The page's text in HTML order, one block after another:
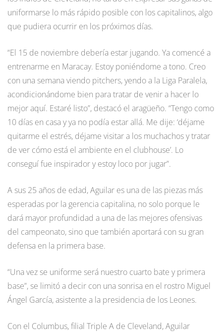
uniformarse lo más rápido posible con los capitalinos, algo
que pudiera ocurrir en los próximos días.
“El 15 de noviembre debería estar jugando. Ya comencé a
entrenarme en Maracay. Estoy poniéndome a tono. Creo
con una semana viendo pitchers, yendo a la Liga Paralela,
acondicionándome bien para tratar de venir a hacer lo
mejor aquí. Estaré listo”, destacó el aragüeño. “Tengo como
10 días en casa y ya no podía estar allá. Me dije: ‘déjame
quitarme el estrés, déjame visitar a los muchachos y tratar
de ver cómo está el ambiente en el clubhouse’. Lo
conseguí fue inspirador y estoy loco por jugar”.
A sus 25 años de edad, Aguilar es una de las piezas más
esperadas por la gerencia capitalina, no solo porque le
dará mayor profundidad a una de las mejores ofensivas
del campeonato, sino que también aportará con su gran
defensa en la primera base.
“Una vez se uniforme será nuestro cuarto bate y primera
base”, se limitó a decir con una sonrisa en el rostro Miguel
Ángel García, asistente a la presidencia de los Leones.
Con el Columbus, filial Triple A de Cleveland, Aguilar